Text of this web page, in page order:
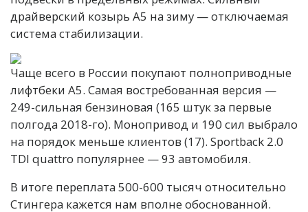
драйверский козырь A5 на зиму — отключаемая
система стабилизации.
Чаще всего в России покупают полноприводные
лифтбеки A5. Самая востребованная версия —
249-сильная бензиновая (165 штук за первые
полгода 2018-го). Монопривод и 190 сил выбрало
на порядок меньше клиентов (17). Sportback 2.0
TDI quattro популярнее — 93 автомобиля.
В итоге переплата 500-600 тысяч относительно
Стингера кажется нам вполне обоснованной.